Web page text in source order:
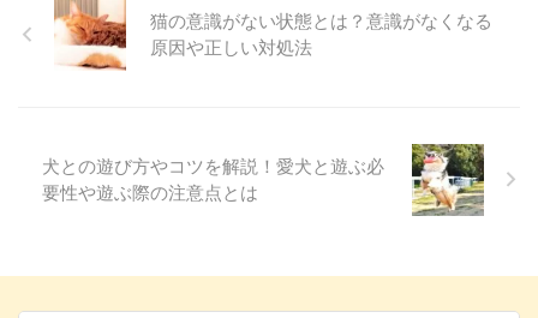
届けします！ ロイヤルカナン ジ
ャポンが『ジャパンキャットショ
ー』を開催 出典：
ンというブラ ...
猫の意識がない状態とは？意識がなくなる
原因や正しい対処法
犬との遊び方やコツを解説！愛犬と遊ぶ必
要性や遊ぶ際の注意点とは